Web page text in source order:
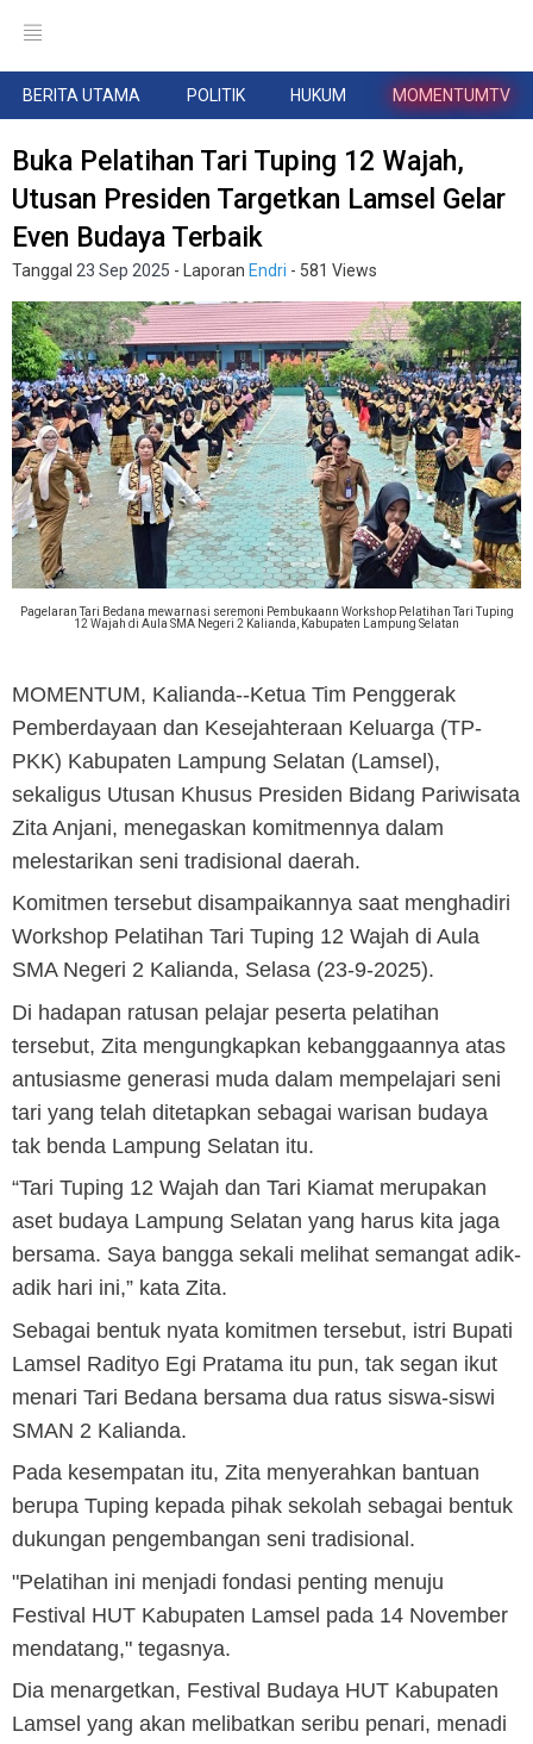
BERITA UTAMA POLITIK HUKUM MOMENTUMTV
Buka Pelatihan Tari Tuping 12 Wajah,
Utusan Presiden Targetkan Lamsel Gelar
Even Budaya Terbaik
Tanggal 23 Sep 2025 - Laporan Endri - 581 Views
Pagelaran Tari Bedana mewarnasi seremoni Pembukaann Workshop Pelatihan Tari Tuping
12 Wajah di Aula SMA Negeri 2 Kalianda, Kabupaten Lampung Selatan
MOMENTUM, Kalianda--Ketua Tim Penggerak
Pemberdayaan dan Kesejahteraan Keluarga (TP-
PKK) Kabupaten Lampung Selatan (Lamsel),
sekaligus Utusan Khusus Presiden Bidang Pariwisata
Zita Anjani, menegaskan komitmennya dalam
melestarikan seni tradisional daerah.
Komitmen tersebut disampaikannya saat menghadiri
Workshop Pelatihan Tari Tuping 12 Wajah di Aula
SMA Negeri 2 Kalianda, Selasa (23-9-2025).
Di hadapan ratusan pelajar peserta pelatihan
tersebut, Zita mengungkapkan kebanggaannya atas
antusiasme generasi muda dalam mempelajari seni
tari yang telah ditetapkan sebagai warisan budaya
tak benda Lampung Selatan itu.
“Tari Tuping 12 Wajah dan Tari Kiamat merupakan
aset budaya Lampung Selatan yang harus kita jaga
bersama. Saya bangga sekali melihat semangat adik-
adik hari ini,” kata Zita.
Sebagai bentuk nyata komitmen tersebut, istri Bupati
Lamsel Radityo Egi Pratama itu pun, tak segan ikut
menari Tari Bedana bersama dua ratus siswa-siswi
SMAN 2 Kalianda.
Pada kesempatan itu, Zita menyerahkan bantuan
berupa Tuping kepada pihak sekolah sebagai bentuk
dukungan pengembangan seni tradisional.
"Pelatihan ini menjadi fondasi penting menuju
Festival HUT Kabupaten Lamsel pada 14 November
mendatang," tegasnya.
Dia menargetkan, Festival Budaya HUT Kabupaten
Lamsel yang akan melibatkan seribu penari, menadi